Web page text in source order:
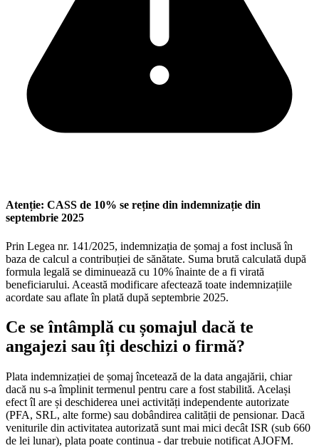
Atenție: CASS de 10% se reține din indemnizație din
septembrie 2025
Prin Legea nr. 141/2025, indemnizația de șomaj a fost inclusă în
baza de calcul a contribuției de sănătate. Suma brută calculată după
formula legală se diminuează cu 10% înainte de a fi virată
beneficiarului. Această modificare afectează toate indemnizațiile
acordate sau aflate în plată după septembrie 2025.
Ce se întâmplă cu șomajul dacă te
angajezi sau îți deschizi o firmă?
Plata indemnizației de șomaj încetează de la data angajării, chiar
dacă nu s-a împlinit termenul pentru care a fost stabilită. Același
efect îl are și deschiderea unei activități independente autorizate
(PFA, SRL, alte forme) sau dobândirea calității de pensionar. Dacă
veniturile din activitatea autorizată sunt mai mici decât ISR (sub 660
de lei lunar), plata poate continua - dar trebuie notificat AJOFM.